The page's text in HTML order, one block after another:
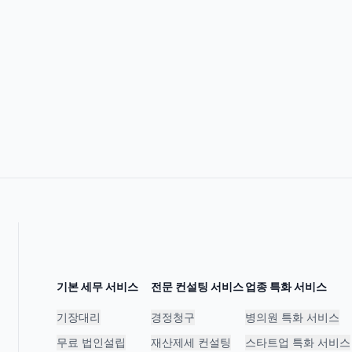
기본 세무 서비스
기장대리
무료 법인설립
전문 컨설팅 서비스
경정청구
재산제세 컨설팅
업종 특화 서비스
병의원 특화 서비스
스타트업 특화 서비스